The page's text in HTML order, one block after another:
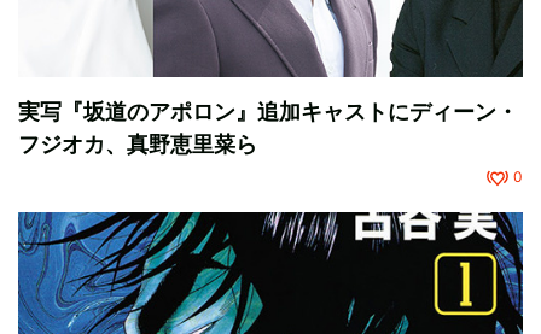
実写『坂道のアポロン』追加キャストにディーン・
フジオカ、真野恵里菜ら
0